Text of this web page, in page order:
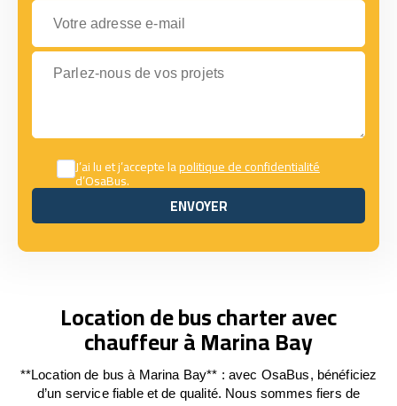
Votre adresse e-mail
Parlez-nous de vos projets
J’ai lu et j’accepte lapolitique de confidentialité
d’OsaBus.
ENVOYER
ENVOYER
Location de bus charter avec
chauffeur à Marina Bay
**Location de bus à Marina Bay** : avec OsaBus, bénéficiez
d’un service fiable et de qualité. Nous sommes fiers de